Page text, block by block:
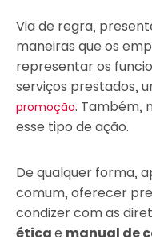
Via de regra,
maneiras que os
representar os
serviços prestados,
promoção. Também,
esse tipo de ação.
De qualquer forma,
comum, oferecer
condizer com as
éticae manual de